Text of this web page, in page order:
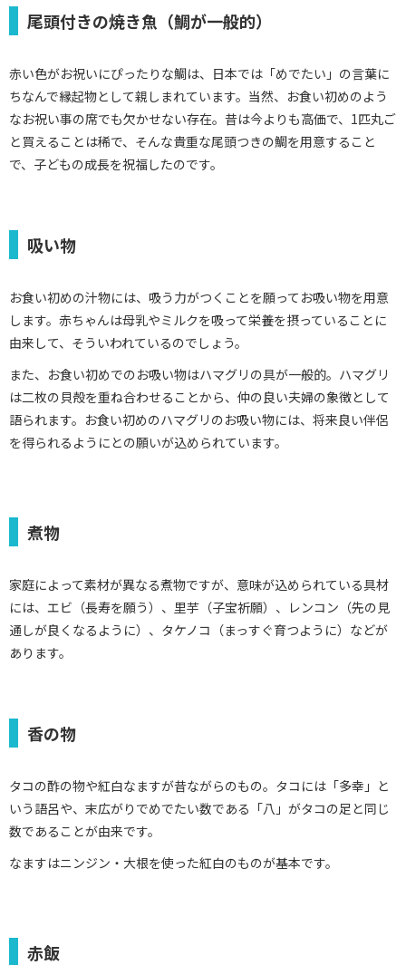
尾頭付きの焼き魚（鯛が一般的）
赤い色がお祝いにぴったりな鯛は、日本では「めでたい」の言葉に
ちなんで縁起物として親しまれています。当然、お食い初めのよう
なお祝い事の席でも欠かせない存在。昔は今よりも高価で、1匹丸ご
と買えることは稀で、そんな貴重な尾頭つきの鯛を用意すること
で、子どもの成長を祝福したのです。
吸い物
お食い初めの汁物には、吸う力がつくことを願ってお吸い物を用意
します。赤ちゃんは母乳やミルクを吸って栄養を摂っていることに
由来して、そういわれているのでしょう。
また、お食い初めでのお吸い物はハマグリの具が一般的。ハマグリ
は二枚の貝殻を重ね合わせることから、仲の良い夫婦の象徴として
語られます。お食い初めのハマグリのお吸い物には、将来良い伴侶
を得られるようにとの願いが込められています。
煮物
家庭によって素材が異なる煮物ですが、意味が込められている具材
には、エビ（長寿を願う）、里芋（子宝祈願）、レンコン（先の見
通しが良くなるように）、タケノコ（まっすぐ育つように）などが
あります。
香の物
タコの酢の物や紅白なますが昔ながらのもの。タコには「多幸」と
いう語呂や、末広がりでめでたい数である「八」がタコの足と同じ
数であることが由来です。
なますはニンジン・大根を使った紅白のものが基本です。
赤飯